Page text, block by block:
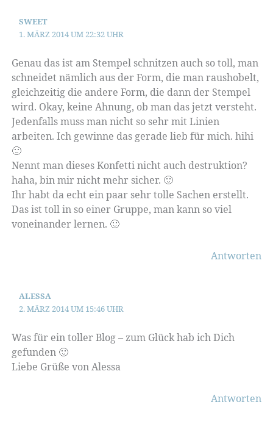
SWEET
1. MÄRZ 2014 UM 22:32 UHR
Genau das ist am Stempel schnitzen auch so toll, man
schneidet nämlich aus der Form, die man raushobelt,
gleichzeitig die andere Form, die dann der Stempel
wird. Okay, keine Ahnung, ob man das jetzt versteht.
Jedenfalls muss man nicht so sehr mit Linien
arbeiten. Ich gewinne das gerade lieb für mich. hihi
🙂
Nennt man dieses Konfetti nicht auch destruktion?
haha, bin mir nicht mehr sicher. 🙂
Ihr habt da echt ein paar sehr tolle Sachen erstellt.
Das ist toll in so einer Gruppe, man kann so viel
voneinander lernen. 🙂
Antworten
ALESSA
2. MÄRZ 2014 UM 15:46 UHR
Was für ein toller Blog – zum Glück hab ich Dich
gefunden 🙂
Liebe Grüße von Alessa
Antworten